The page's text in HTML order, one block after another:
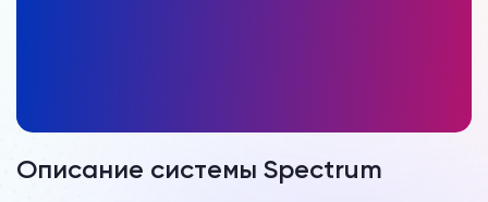
Описание системы Spectrum